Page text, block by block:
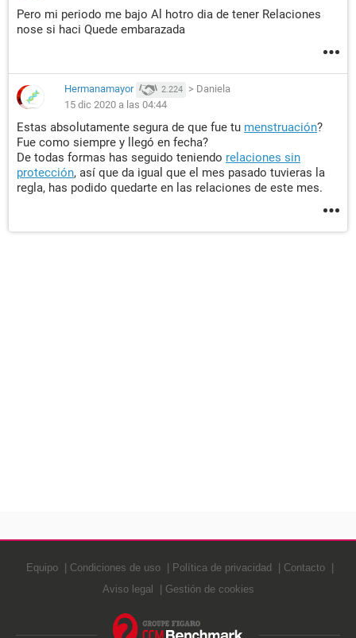
Pero mi periodo me bajo Al hotro dia de tener Relaciones
nose si haci Quede embarazada
Hermanamayor 2.224 > Daniela
15 dic 2020 a las 04:44
Estas absolutamente segura de que fue tu menstruación?
Fue como siempre y llegó en fecha?
De todas formas has seguido teniendo relaciones sin
protección, así que da igual que el mes pasado tuvieras la
regla, has podido quedarte en las relaciones de este mes.
Equipo Condiciones de uso Política de privacidad
Contacto
Aviso legal
Gestión de cookies